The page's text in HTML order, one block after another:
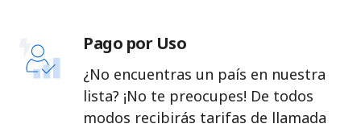
Pago por Uso
¿No encuentras un país en nuestra
lista? ¡No te preocupes! De todos
modos recibirás tarifas de llamada